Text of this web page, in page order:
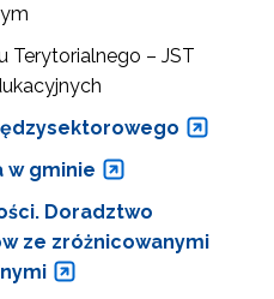
Terytorialnego – JST
w gminie
Doradztwo
ze zróżnicowanymi